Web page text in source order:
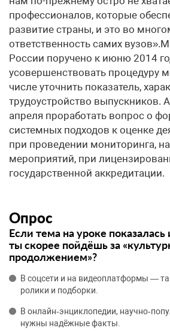
профессионалов, которые
развитие страны, и это во
ответственность самих
России поручено к июню 2014
усовершенствовать процедуру
числе уточнить показатель,
трудоустройство выпускников.
апреля проработать вопрос о
системных подходов к оценке
при проведении мониторинга,
мероприятий, при
государственной аккредитации.
Опрос
Если тема на уроке
ты скорее пойдёшь за
продолжением»?
В соцсети и на видеоплатформы —
ролики и подборки.
В онлайн‑энциклопедии,
нужны надёжные факты.